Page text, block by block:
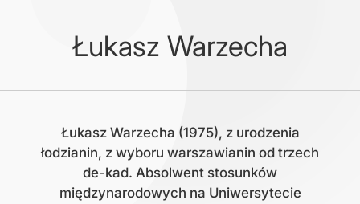
Łukasz Warzecha
Łukasz Warzecha (1975), z urodzenia
łodzianin, z wyboru warszawianin od trzech
de-kad. Absolwent stosunków
międzynarodowych na Uniwersytecie